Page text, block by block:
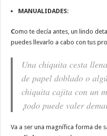
MANUALIDADES:
Como te decía antes, un lindo
puedes llevarlo a cabo con tus
Una chiquita cesta
de papel doblado o
chiquita cajita con un
¡todo puede valer
Va a ser una magnífica forma de